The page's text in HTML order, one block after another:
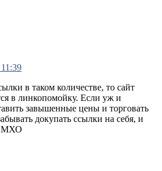
в таком количестве, то сайт
в линкопомойку. Если уж и
завышенные цены и торговать
докупать ссылки на себя, и